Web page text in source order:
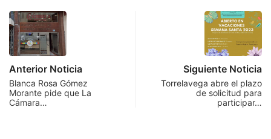
Anterior Noticia
Blanca Rosa Gómez
Morante pide que La
Cámara…
Siguiente Noticia
Torrelavega abre el plazo
de solicitud para
participar…